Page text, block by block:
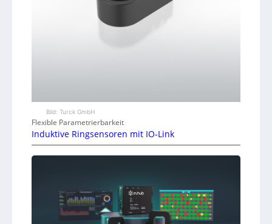
Bild: Turck GmbH
Flexible Parametrierbarkeit
Induktive Ringsensoren mit IO-Link